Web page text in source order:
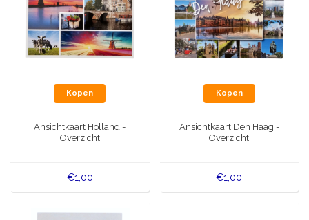
Kopen
Ansichtkaart Holland -
Overzicht
€1,00
Kopen
Ansichtkaart Den Haag -
Overzicht
€1,00